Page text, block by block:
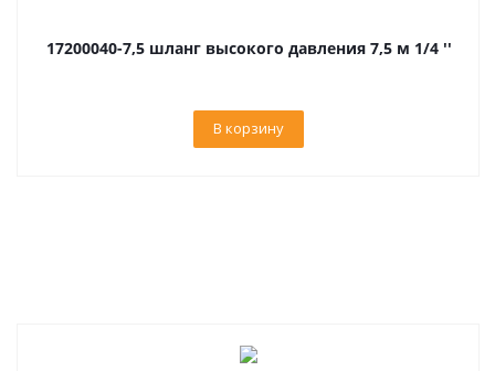
17200040-7,5 шланг высокого давления 7,5 м 1/4 ''
В корзину